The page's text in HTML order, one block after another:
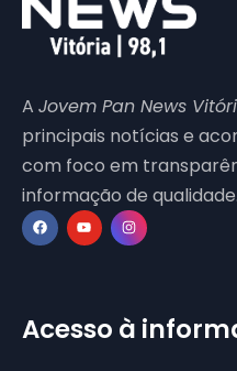
A Jovem Pan News
principais notícias e
com foco em
informação de qualidade.
Acesso à